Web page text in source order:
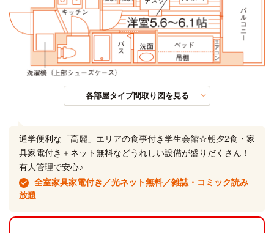
各部屋タイプ間取り図を見る
通学便利な「高麗」エリアの食事付き学生会館☆朝夕2食・家
具家電付き＋ネット無料などうれしい設備が盛りだくさん！
有人管理で安心♪
全室家具家電付き／光ネット無料／雑誌・コミック読み
放題